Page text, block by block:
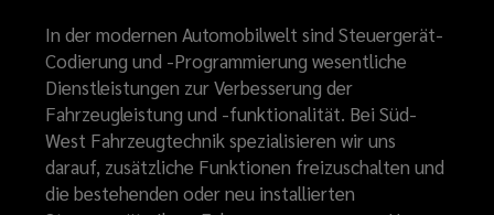
In der modernen Automobilwelt sind Steuergerät-
Codierung und -Programmierung wesentliche
Dienstleistungen zur Verbesserung der
Fahrzeugleistung und -funktionalität. Bei Süd-
West Fahrzeugtechnik spezialisieren wir uns
darauf, zusätzliche Funktionen freizuschalten und
die bestehenden oder neu installierten